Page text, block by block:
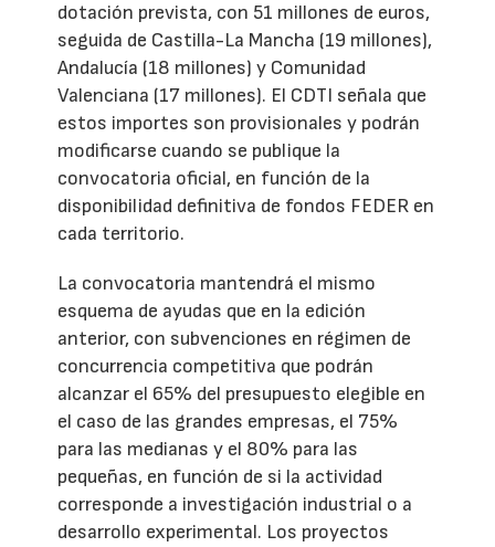
dotación prevista, con 51 millones de euros,
seguida de Castilla-La Mancha (19 millones),
Andalucía (18 millones) y Comunidad
Valenciana (17 millones). El CDTI señala que
estos importes son provisionales y podrán
modificarse cuando se publique la
convocatoria oficial, en función de la
disponibilidad definitiva de fondos FEDER en
cada territorio.
La convocatoria mantendrá el mismo
esquema de ayudas que en la edición
anterior, con subvenciones en régimen de
concurrencia competitiva que podrán
alcanzar el 65% del presupuesto elegible en
el caso de las grandes empresas, el 75%
para las medianas y el 80% para las
pequeñas, en función de si la actividad
corresponde a investigación industrial o a
desarrollo experimental. Los proyectos